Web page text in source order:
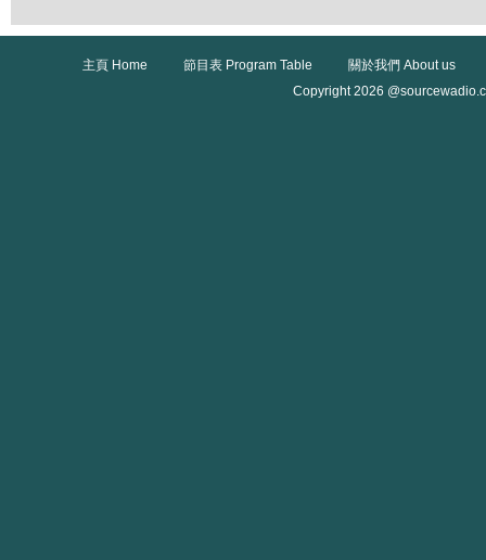
主頁 Home 節目表 Program Table
關於我們 About us
Copyright 2026